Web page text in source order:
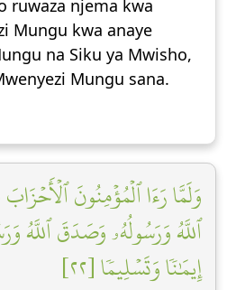
ruwaza njema kwa
Mungu kwa anaye
na Siku ya Mwisho,
Mungu sana.
وَلَمَّا رَءَا ٱلۡمُؤۡمِنُونَ
ٱللَّهُ وَرَسُولُهُۥ وَصَدَقَ ٱللَّهُ
إِيمَٰنٗا وَتَسۡلِيمٗا [٢٢]